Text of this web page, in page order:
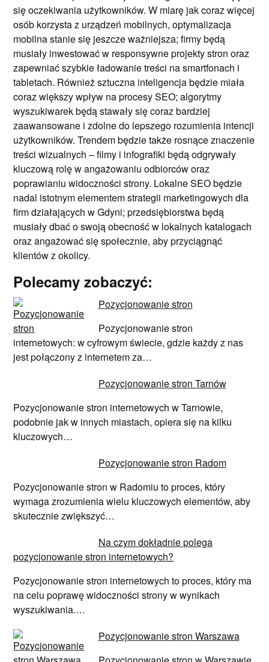
się oczekiwania użytkowników. W miarę jak coraz więcej
osób korzysta z urządzeń mobilnych, optymalizacja
mobilna stanie się jeszcze ważniejsza; firmy będą
musiały inwestować w responsywne projekty stron oraz
zapewniać szybkie ładowanie treści na smartfonach i
tabletach. Również sztuczna inteligencja będzie miała
coraz większy wpływ na procesy SEO; algorytmy
wyszukiwarek będą stawały się coraz bardziej
zaawansowane i zdolne do lepszego rozumienia intencji
użytkowników. Trendem będzie także rosnące znaczenie
treści wizualnych – filmy i infografiki będą odgrywały
kluczową rolę w angażowaniu odbiorców oraz
poprawianiu widoczności strony. Lokalne SEO będzie
nadal istotnym elementem strategii marketingowych dla
firm działających w Gdyni; przedsiębiorstwa będą
musiały dbać o swoją obecność w lokalnych katalogach
oraz angażować się społecznie, aby przyciągnąć
klientów z okolicy.
Polecamy zobaczyć:
Pozycjonowanie stron
Pozycjonowanie stron
internetowych: w cyfrowym świecie, gdzie każdy z nas
jest połączony z internetem za…
Pozycjonowanie stron Tarnów
Pozycjonowanie stron internetowych w Tarnowie,
podobnie jak w innych miastach, opiera się na kilku
kluczowych…
Pozycjonowanie stron Radom
Pozycjonowanie stron w Radomiu to proces, który
wymaga zrozumienia wielu kluczowych elementów, aby
skutecznie zwiększyć…
Na czym dokładnie polega
pozycjonowanie stron internetowych?
Pozycjonowanie stron internetowych to proces, który ma
na celu poprawę widoczności strony w wynikach
wyszukiwania.…
Pozycjonowanie stron Warszawa